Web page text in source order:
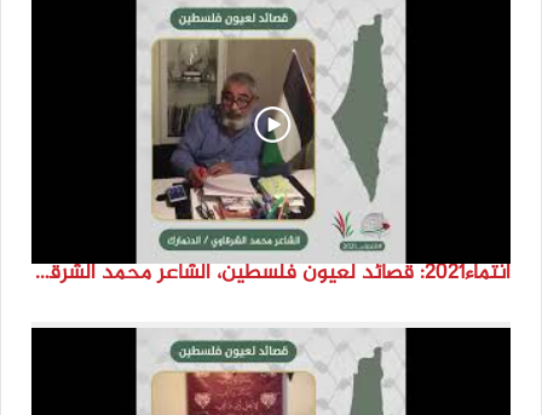
انتماء2021: قصائد لعيون فلسطين، الشاعر محمد الشرقاوي ،الدنمارك